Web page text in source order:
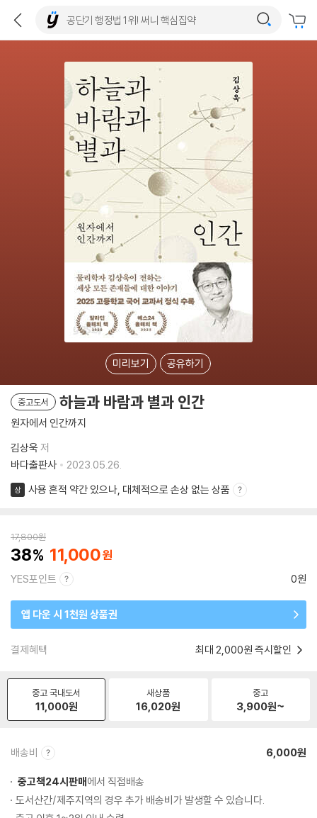
미리보기 공유하기
중고도서 하늘과 바람과 별과 인간
원자에서 인간까지
김상욱 저
바다출판사
2023.05.26.
상 사용 흔적 약간 있으나, 대체적으로 손상 없는 상품
17,800원
38 11,000
YES포인트 0원
앱 다운 시 1천원 상품권
결제혜택 최대 2,000원 즉시할인
중고 국내도서
11,000원
새상품
16,020원
중고
3,900원~
배송비 6,000원
중고책24시판매에서 직접배송
도서산간/제주지역의 경우 추가 배송비가 발생할 수 있습니다.